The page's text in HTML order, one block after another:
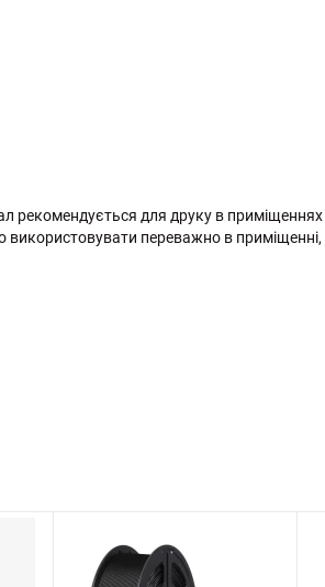
рекомендується для друку в приміщеннях
використовувати переважно в